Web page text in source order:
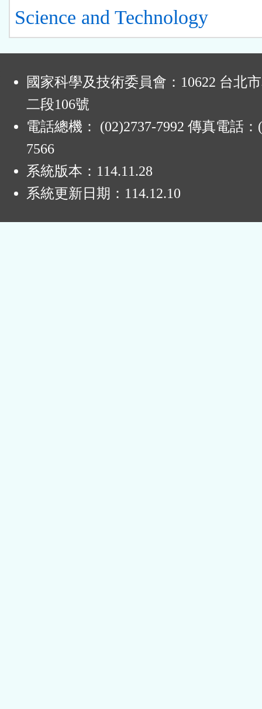
Science and Technology
國家科學及技術委員會：10622 台北
二段106號
電話總機： (02)2737-7992 傳真電話：
7566
系統版本： 114.11.28
系統更新日期： 114.12.10